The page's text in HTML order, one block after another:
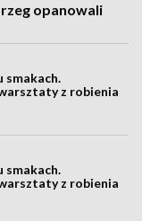
opanowali
smakach.
z robienia
smakach.
z robienia